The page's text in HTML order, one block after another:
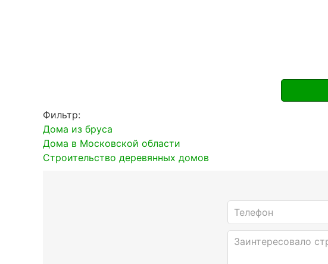
Фильтр:
Дома из бруса
Дома в Московской области
Строительство деревянных домов